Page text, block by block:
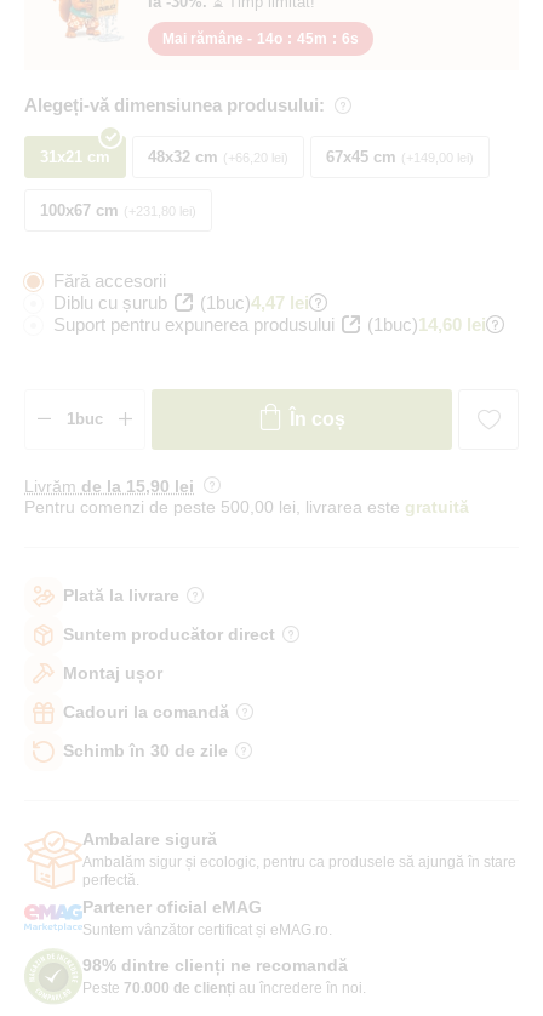
Mai rămâne - 14o : 45m : 5s
Alegeți-vă dimensiunea produsului:
31x21 cm 48x32 cm +66,20 lei 67x45 cm +149,00 lei
100x67 cm +231,80 lei
Fără accesorii
Diblu cu șurub
(1buc)4,47 lei
Suport pentru expunerea produsului
(1buc)14,60 lei
În coș
Livrăm de la 15,90 lei
Pentru comenzi de peste 500,00 lei, livrarea este gratuită
Plată la livrare
Suntem producător direct
Montaj ușor
Cadouri la comandă
Schimb în 30 de zile
Ambalare sigură
Ambalăm sigur și ecologic, pentru ca produsele să ajungă în stare
perfectă.
Partener oficial eMAG
Suntem vânzător certificat și eMAG.ro.
98% dintre clienți ne recomandă
Peste 70.000 de clienți au încredere în noi.